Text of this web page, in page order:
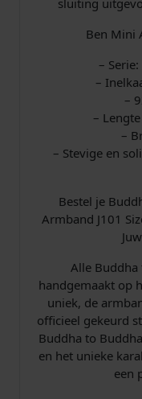
t
a
Ben Mini
–
–
–
–
–
– Stevige en
Bestel je
Armband J101
Alle
handgemaakt op
uniek, de
officieel gekeurd
Buddha to
en het unieke
een